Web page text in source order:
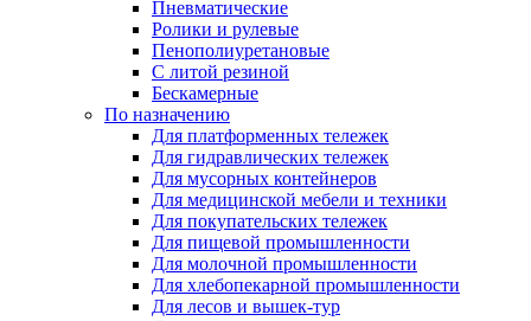
Пневматические
Ролики и рулевые
Пенополиуретановые
С литой резиной
Бескамерные
По назначению
Для платформенных тележек
Для гидравлических тележек
Для мусорных контейнеров
Для медицинской мебели и техники
Для покупательских тележек
Для пищевой промышленности
Для молочной промышленности
Для хлебопекарной промышленности
Для лесов и вышек-тур